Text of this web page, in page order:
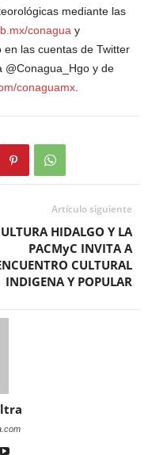
mediante las
conagua y
en las cuentas de Twitter
@Conagua_Hgo y de
conaguamx.
Artículo siguiente
HIDALGO Y LA
PACMyC INVITA A
CULTURAL
INDIGENA Y POPULAR